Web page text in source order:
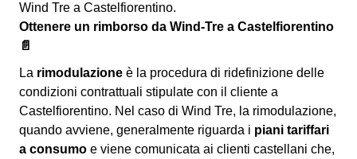
Wind Tre a Castelfiorentino.
Ottenere un rimborso da Wind-Tre a Castelfiorentino
📄
La rimodulazione è la procedura di ridefinizione delle
condizioni contrattuali stipulate con il cliente a
Castelfiorentino. Nel caso di Wind Tre, la rimodulazione,
quando avviene, generalmente riguarda i piani tariffari
a consumo e viene comunicata ai clienti castellani che,